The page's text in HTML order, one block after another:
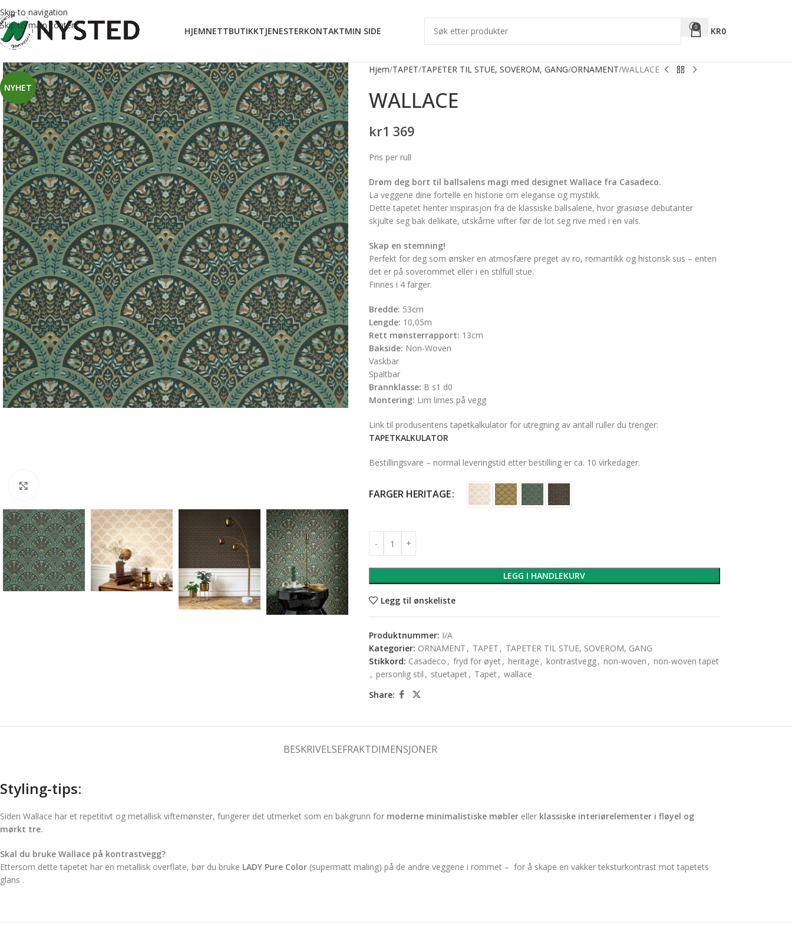
Skip to navigation
Skip to main content
HJEMNETTBUTIKKTJENESTERKONTAKTMIN SIDE 0 KR0
NYHET
Hjem TAPET TAPETER TIL STUE, SOVEROM, GANG ORNAMENT WALLACE
WALLACE
kr1 369
Pris per rull
Drøm deg bort til ballsalens magi med designet Wallace fra Casadeco.
La veggene dine fortelle en historie om eleganse og mystikk.
Dette tapetet henter inspirasjon fra de klassiske ballsalene, hvor grasiøse debutanter
skjulte seg bak delikate, utskårne vifter før de lot seg rive med i en vals.
Skap en stemning!
Perfekt for deg som ønsker en atmosfære preget av ro, romantikk og historisk sus – enten
det er på soverommet eller i en stilfull stue.
Finnes i 4 farger.
Bredde: 53cm
Lengde: 10,05m
Rett mønsterrapport: 13cm
Bakside: Non-Woven
Vaskbar
Spaltbar
Brannklasse: B s1 d0
Montering: Lim limes på vegg
Link til produsentens tapetkalkulator for utregning av antall ruller du trenger:
TAPETKALKULATOR
Bestillingsvare – normal leveringstid etter bestilling er ca. 10 virkedager.
FARGER HERITAGE
LEGG I HANDLEKURV
Legg til ønskeliste
Produktnummer: I/A
Kategorier: ORNAMENT , TAPET , TAPETER TIL STUE, SOVEROM, GANG
Stikkord: Casadeco , fryd for øyet, heritage , kontrastvegg, non-woven , non-woven tapet
, personlig stil , stuetapet, Tapet, wallace
Share:
BESKRIVELSEFRAKTDIMENSJONER
Styling-tips:
Siden Wallace har et repetitivt og metallisk viftemønster, fungerer det utmerket som en bakgrunn for moderne minimalistiske møbler eller klassiske interiørelementer i fløyel og
mørkt tre.
Skal du bruke Wallace på kontrastvegg?
Ettersom dette tapetet har en metallisk overflate, bør du bruke LADY Pure Color (supermatt maling) på de andre veggene i rommet – for å skape en vakker teksturkontrast mot tapetets
glans .